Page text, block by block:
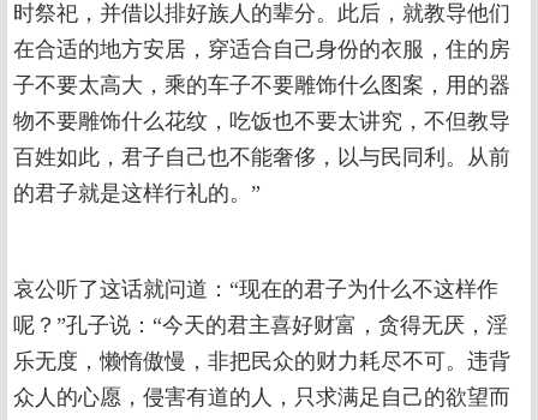
时祭祀，并借以排好族人的辈分。此后，就教导他们
在合适的地方安居，穿适合自己身份的衣服，住的房
子不要太高大，乘的车子不要雕饰什么图案，用的器
物不要雕饰什么花纹，吃饭也不要太讲究，不但教导
百姓如此，君子自己也不能奢侈，以与民同利。从前
的君子就是这样行礼的。”
哀公听了这话就问道：“现在的君子为什么不这样作
呢？”孔子说：“今天的君主喜好财富，贪得无厌，淫
乐无度，懒惰傲慢，非把民众的财力耗尽不可。违背
众人的心愿，侵害有道的人，只求满足自己的欲望而